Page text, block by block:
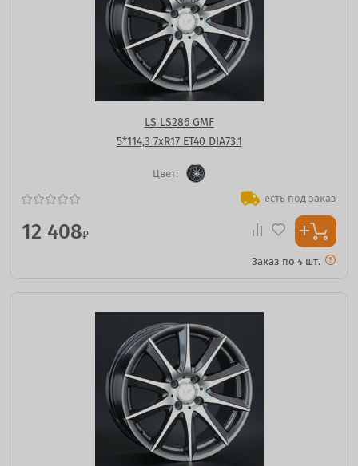
LS LS286 GMF
5*114,3 7xR17 ET40 DIA73.1
Цвет:
есть под заказ
12 408₽
Заказ по 4 шт.